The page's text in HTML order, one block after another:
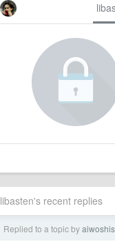
libasten's recent replies
Replied to a topic by